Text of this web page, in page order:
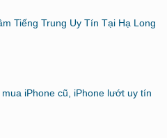
Tiếng Trung Uy Tín Tại Hạ Long
mua iPhone cũ, iPhone lướt uy tín